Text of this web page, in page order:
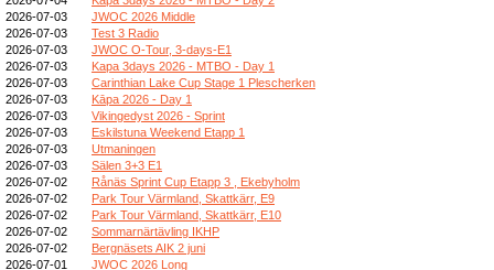
2026-07-03
JWOC 2026 Middle
2026-07-03
Test 3 Radio
2026-07-03
JWOC O-Tour, 3-days-E1
2026-07-03
Kapa 3days 2026 - MTBO - Day 1
2026-07-03
Carinthian Lake Cup Stage 1 Plescherken
2026-07-03
Kāpa 2026 - Day 1
2026-07-03
Vikingedyst 2026 - Sprint
2026-07-03
Eskilstuna Weekend Etapp 1
2026-07-03
Utmaningen
2026-07-03
Sälen 3+3 E1
2026-07-02
Rånäs Sprint Cup Etapp 3 , Ekebyholm
2026-07-02
Park Tour Värmland, Skattkärr, E9
2026-07-02
Park Tour Värmland, Skattkärr, E10
2026-07-02
Sommarnärtävling IKHP
2026-07-02
Bergnäsets AIK 2 juni
2026-07-01
JWOC 2026 Long